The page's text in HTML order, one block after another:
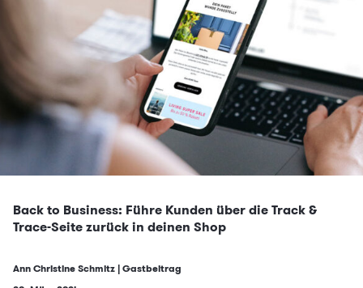
Back to Business: Führe Kunden über die Track &
Trace-Seite zurück in deinen Shop
Ann Christine Schmitz | Gastbeitrag